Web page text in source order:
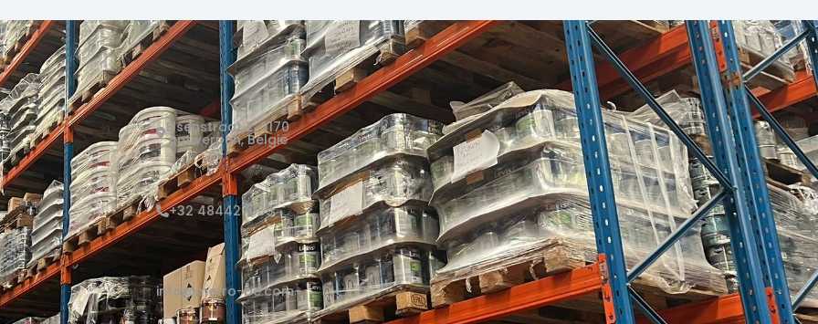
Elsenstraat 2, 2170
Antwerpen, België
+32 484427059
info@metro-be.com